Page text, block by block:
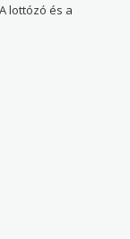
lottózó és a